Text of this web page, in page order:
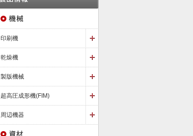
印刷機
乾燥機
製版機械
超高圧成形機(FIM)
周辺機器